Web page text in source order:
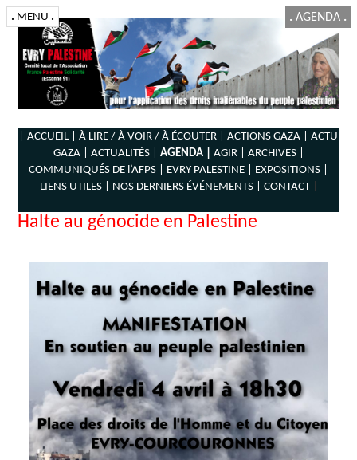
. MENU . . AGENDA .
| ACCUEIL | À LIRE / À VOIR / À ÉCOUTER | ACTIONS GAZA |
ACTU
GAZA |
ACTUALITÉS | AGENDA | AGIR |
ARCHIVES |
COMMUNIQUÉS DE l’AFPS |
EVRY PALESTINE |
EXPOSITIONS |
LIENS UTILES |
NOS DERNIERS ÉVÉNEMENTS | CONTACT|
Halte au génocide en Palestine